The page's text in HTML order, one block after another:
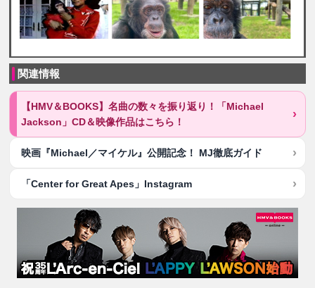
関連情報
【HMV＆BOOKS】名曲の数々を振り返り！「Michael
Jackson」CD＆映像作品はこちら！
映画『Michael／マイケル』公開記念！ MJ徹底ガイド
「Center for Great Apes」Instagram